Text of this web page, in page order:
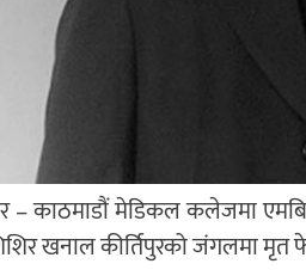
– काठमाडौं मेडिकल कलेजमा
खनाल कीर्तिपुरको जंगलमा मृत